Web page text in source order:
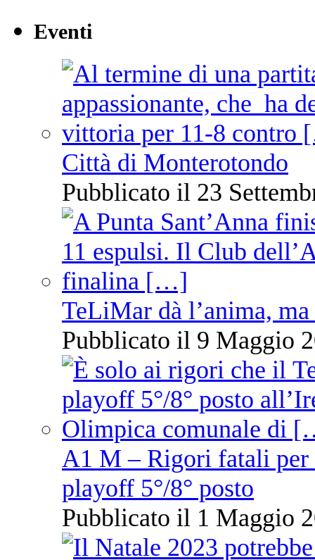
Eventi
Città di Monterotondo
Pubblicato il 23
TeLiMar dà l’anima,
Pubblicato il 9 Maggio
A1 M – Rigori fatali
playoff 5°/8° posto
Pubblicato il 1 Maggio